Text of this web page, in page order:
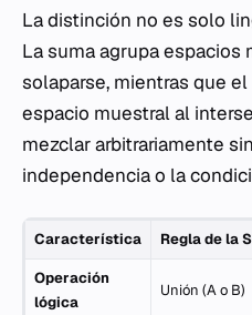
La distinción no es solo
La suma agrupa
solaparse, mientras que
espacio muestral al
mezclar arbitrariamente
independencia o la
Característica Regla de la
Operación
lógica
Unión (A o B)